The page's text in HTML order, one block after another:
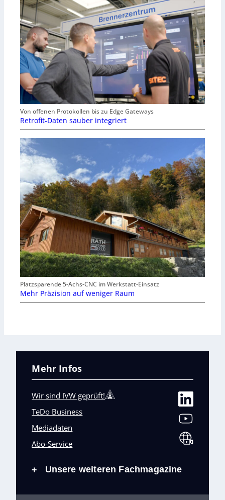
Von offenen Protokollen bis zu Edge Gateways
Retrofit-Daten sauber integriert
Platzsparende 5-Achs-CNC im Werkstatt-Einsatz
Mehr Präzision auf weniger Raum
Mehr Infos
Wir sind IVW geprüft!
TeDo Business
Mediadaten
Abo-Service
+ Unsere weiteren Fachmagazine